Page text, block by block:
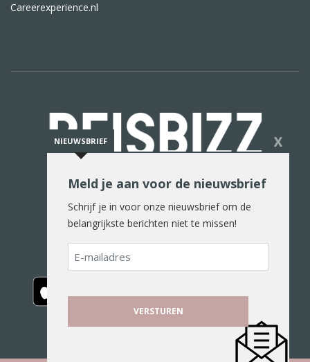
Careerexperience.nl
De reiswereld in woord en beeld
NIEUWSBRIEF X
Meld je aan voor de nieuwsbrief
Schrijf je in voor onze nieuwsbrief om de
belangrijkste berichten niet te missen!
E-
mailadres